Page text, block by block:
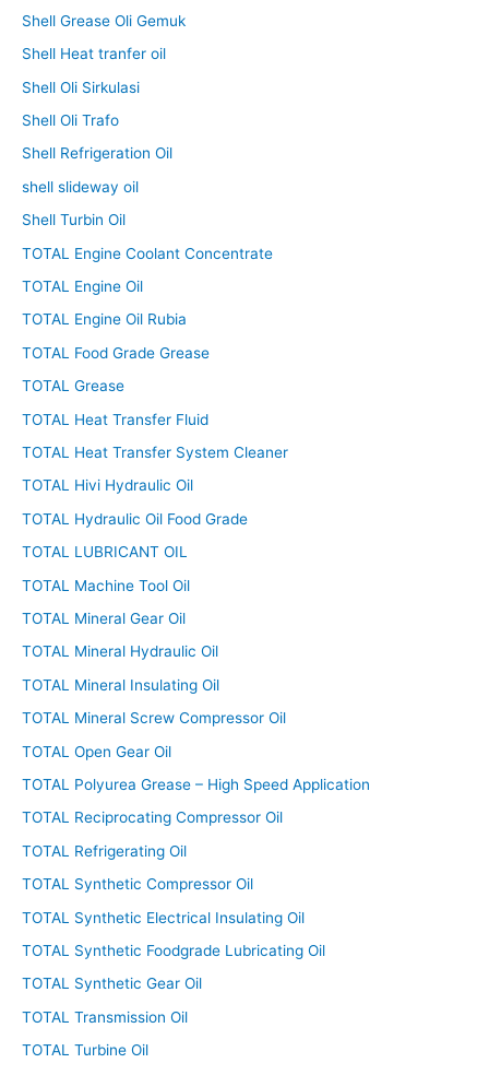
Shell Grease Oli Gemuk
Shell Heat tranfer oil
Shell Oli Sirkulasi
Shell Oli Trafo
Shell Refrigeration Oil
shell slideway oil
Shell Turbin Oil
TOTAL Engine Coolant Concentrate
TOTAL Engine Oil
TOTAL Engine Oil Rubia
TOTAL Food Grade Grease
TOTAL Grease
TOTAL Heat Transfer Fluid
TOTAL Heat Transfer System Cleaner
TOTAL Hivi Hydraulic Oil
TOTAL Hydraulic Oil Food Grade
TOTAL LUBRICANT OIL
TOTAL Machine Tool Oil
TOTAL Mineral Gear Oil
TOTAL Mineral Hydraulic Oil
TOTAL Mineral Insulating Oil
TOTAL Mineral Screw Compressor Oil
TOTAL Open Gear Oil
TOTAL Polyurea Grease – High Speed Application
TOTAL Reciprocating Compressor Oil
TOTAL Refrigerating Oil
TOTAL Synthetic Compressor Oil
TOTAL Synthetic Electrical Insulating Oil
TOTAL Synthetic Foodgrade Lubricating Oil
TOTAL Synthetic Gear Oil
TOTAL Transmission Oil
TOTAL Turbine Oil